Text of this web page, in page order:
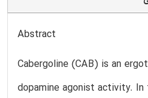
Abstract
Cabergoline (CAB) is an
dopamine agonist activity.